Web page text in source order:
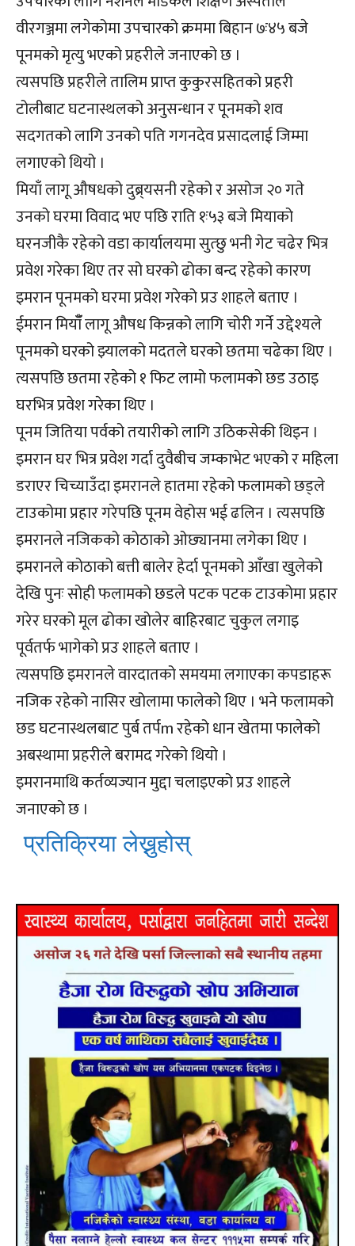
वीरगञ्जमा लगेकोमा उपचारको क्रममा बिहान ७ः४५ बजे
पूनमको मृत्यु भएको प्रहरीले जनाएको छ ।
त्यसपछि प्रहरीले तालिम प्राप्त कुकुरसहितको प्रहरी
टोलीबाट घटनास्थलको अनुसन्धान र पूनमको शव
सदगतको लागि उनको पति गगनदेव प्रसादलाई जिम्मा
लगाएको थियो ।
मियाँ लागू औषधको दुब्र्यसनी रहेको र असोज २० गते
उनको घरमा विवाद भए पछि राति १ः५३ बजे मियाको
घरनजीकै रहेको वडा कार्यालयमा सुत्छु भनी गेट चढेर भित्र
प्रवेश गरेका थिए तर सो घरको ढोका बन्द रहेको कारण
इमरान पूनमको घरमा प्रवेश गरेको प्रउ शाहले बताए ।
ईमरान मियाँँ लागू औषध किन्नको लागि चोरी गर्ने उद्देश्यले
पूनमको घरको झ्यालको मदतले घरको छतमा चढेका थिए ।
त्यसपछि छतमा रहेको १ फिट लामो फलामको छड उठाइ
घरभित्र प्रवेश गरेका थिए ।
पूनम जितिया पर्वको तयारीको लागि उठिकसेकी थिइन ।
इमरान घर भित्र प्रवेश गर्दा दुवैबीच जम्काभेट भएको र महिला
डराएर चिच्याउँदा इमरानले हातमा रहेको फलामको छड्ले
टाउकोमा प्रहार गरेपछि पूनम वेहोस भई ढलिन । त्यसपछि
इमरानले नजिकको कोठाको ओछ्यानमा लगेका थिए ।
इमरानले कोठाको बत्ती बालेर हेर्दा पूनमको आँखा खुलेको
देखि पुनः सोही फलामको छडले पटक पटक टाउकोमा प्रहार
गरेर घरको मूल ढोका खोलेर बाहिरबाट चुकुल लगाइ
पूर्वतर्फ भागेको प्रउ शाहले बताए ।
त्यसपछि इमरानले वारदातको समयमा लगाएका कपडाहरू
नजिक रहेको नासिर खोलामा फालेको थिए । भने फलामको
छड घटनास्थलबाट पुर्ब तर्पm रहेको धान खेतमा फालेको
अबस्थामा प्रहरीले बरामद गरेको थियो ।
इमरानमाथि कर्तव्यज्यान मुद्दा चलाइएको प्रउ शाहले
जनाएको छ ।
प्रतिक्रिया लेख्नुहोस्